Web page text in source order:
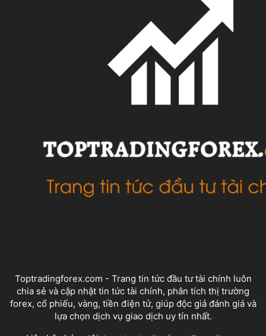
Toptradingforex.com - Trang tin tức đầu tư tài chính luôn
chia sẻ và cập nhật tin tức tài chính, phân tích thị trường
forex, cổ phiếu, vàng, tiền điện tử, giúp độc giả đánh giá và
lựa chọn dịch vụ giao dịch uy tín nhất.